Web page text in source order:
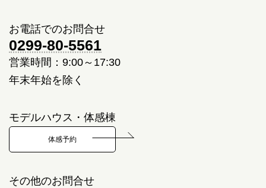
お電話でのお問合せ
0299-80-5561
営業時間：9:00～17:30
年末年始を除く
モデルハウス・体感棟
体感予約
その他のお問合せ